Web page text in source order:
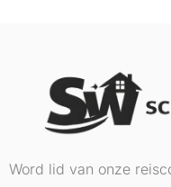
Word lid van onze